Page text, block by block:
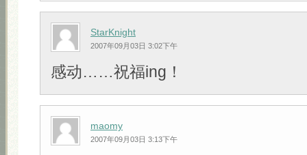
StarKnight
2007年09月03日 3:02下午
感动……祝福ing！
maomy
2007年09月03日 3:13下午